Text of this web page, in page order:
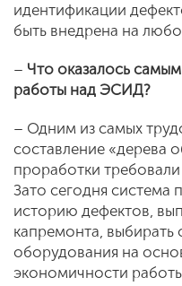
идентификации
быть внедрена на
– Что оказалось
работы над ЭСИД?
– Одним из самых
составление «дерева
проработки
Зато сегодня система
историю дефектов,
капремонта, выбирать
оборудования на
экономичности